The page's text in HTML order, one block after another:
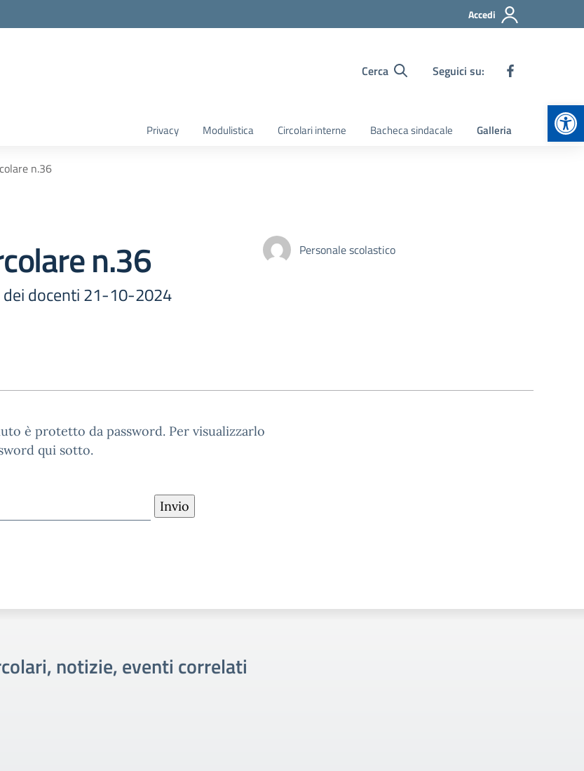
Accedi
Cerca Seguici su:
Privacy Modulistica Circolari interne Bacheca sindacale Galleria
n.36
n.36
dei docenti 21-10-2024
Personale scolastico
è protetto da password. Per visualizzarlo
qui sotto.
notizie, eventi correlati